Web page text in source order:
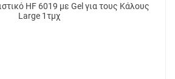
HF 6019 με Gel για τους Κάλους
Large 1τμχ